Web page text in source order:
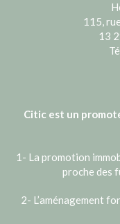
115,
13
Citic est un
1- La promotion
proche des
2- L’aménagement